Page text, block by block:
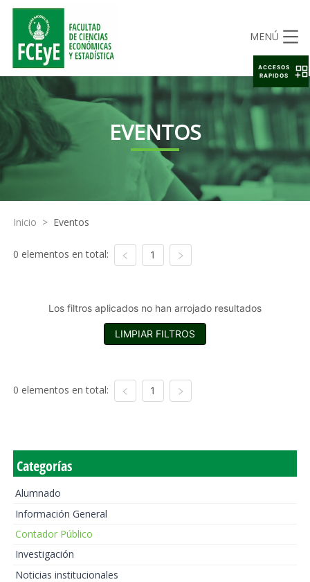
MENÚ
EVENTOS
Inicio > Eventos
0 elementos en total: 1
Los filtros aplicados no han arrojado resultados
LIMPIAR FILTROS
0 elementos en total: 1
Categorías
Alumnado
Información General
Contador Público
Investigación
Noticias institucionales
ACCESOS
RAPIDOS